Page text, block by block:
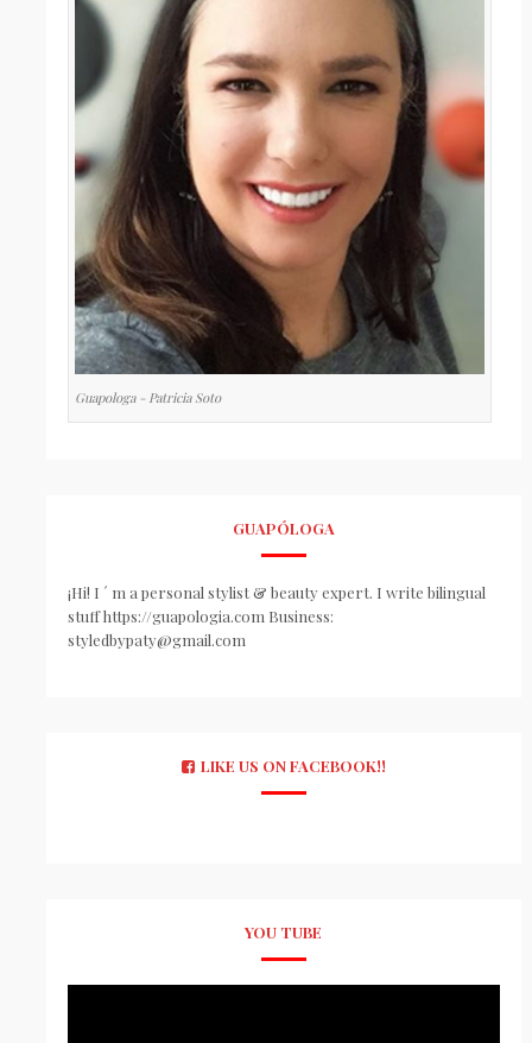
Guapologa - Patricia Soto
GUAPÓLOGA
¡Hi! I ´ m a personal stylist & beauty expert. I write bilingual
stuff https://guapologia.com Business:
styledbypaty@gmail.com
LIKE US ON FACEBOOK!!
YOU TUBE